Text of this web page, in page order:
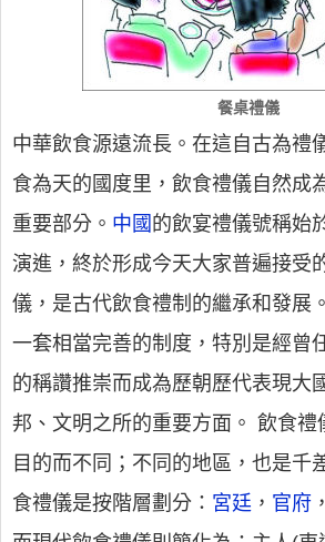
餐桌禮儀
中華飲食源遠流長。在這自古為禮
食為天的國度里，飲食禮儀自然成
重要部分。 中國 的飲宴禮儀號稱始
演進，終於形成今天大家普遍接受
儀，是古代飲食禮制的繼承和發展
一套相當完善的制度，特別是經曾
的稱讚推崇而成為歷朝歷代表現大
邦、文明之所的重要方面。 飲食禮
目的而不同；不同的地區，也是千
食禮儀是按階層劃分： 宮廷 ， 官府 ，